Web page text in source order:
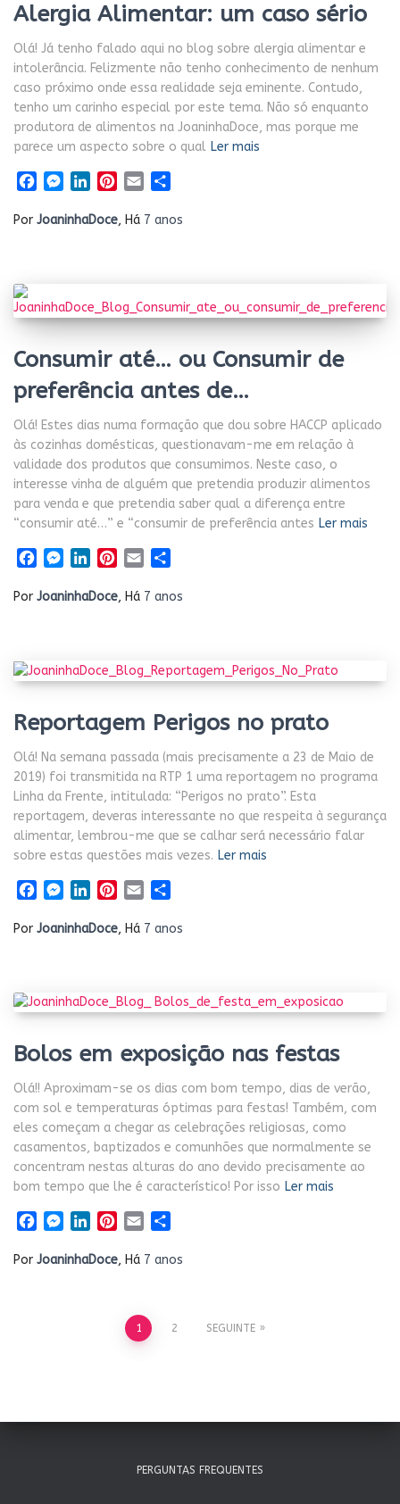
Alergia Alimentar: um caso sério
Olá! Já tenho falado aqui no blog sobre alergia alimentar e
intolerância. Felizmente não tenho conhecimento de nenhum
caso próximo onde essa realidade seja eminente. Contudo,
tenho um carinho especial por este tema. Não só enquanto
produtora de alimentos na JoaninhaDoce, mas porque me
parece um aspecto sobre o qual Ler mais
Facebook
Messenger
LinkedInPinterest
Email
Por JoaninhaDoce, Há 7 anos
Consumir até… ou Consumir de
preferência antes de…
Olá! Estes dias numa formação que dou sobre HACCP aplicado
às cozinhas domésticas, questionavam-me em relação à
validade dos produtos que consumimos. Neste caso, o
interesse vinha de alguém que pretendia produzir alimentos
para venda e que pretendia saber qual a diferença entre
“consumir até…” e “consumir de preferência antes Ler mais
Facebook
Messenger
LinkedInPinterest
Email
Por JoaninhaDoce, Há 7 anos
Reportagem Perigos no prato
Olá! Na semana passada (mais precisamente a 23 de Maio de
2019) foi transmitida na RTP 1 uma reportagem no programa
Linha da Frente, intitulada: “Perigos no prato”. Esta
reportagem, deveras interessante no que respeita à segurança
alimentar, lembrou-me que se calhar será necessário falar
sobre estas questões mais vezes. Ler mais
Facebook
Messenger
LinkedInPinterest
Email
Por JoaninhaDoce, Há 7 anos
Bolos em exposição nas festas
Olá!! Aproximam-se os dias com bom tempo, dias de verão,
com sol e temperaturas óptimas para festas! Também, com
eles começam a chegar as celebrações religiosas, como
casamentos, baptizados e comunhões que normalmente se
concentram nestas alturas do ano devido precisamente ao
bom tempo que lhe é característico! Por isso Ler mais
Facebook
Messenger
LinkedInPinterest
Email
Por JoaninhaDoce, Há 7 anos
Paginação
conteúdos
1 2 SEGUINTE
PERGUNTAS FREQUENTES